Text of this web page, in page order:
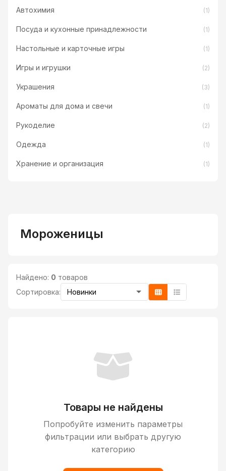
Автохимия (1)
Посуда и кухонные принадлежности (1)
Настольные и карточные игры (1)
Игры и игрушки (2)
Украшения (3)
Ароматы для дома и свечи (1)
Рукоделие (2)
Одежда (1)
Хранение и организация (1)
Мороженицы
Найдено: 0 товаров
Сортировка:
Товары не найдены
Попробуйте изменить параметры
фильтрации или выбрать другую
категорию